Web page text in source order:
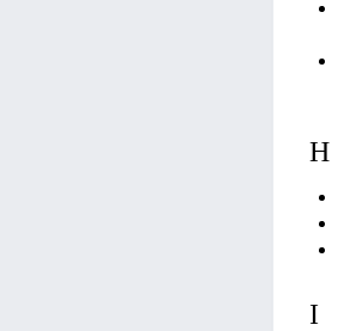
H
I